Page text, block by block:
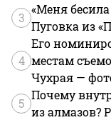
3
«Меня
Пуговка из
4
Его
местам
Чухрая —
5
Почему
из алмазов?